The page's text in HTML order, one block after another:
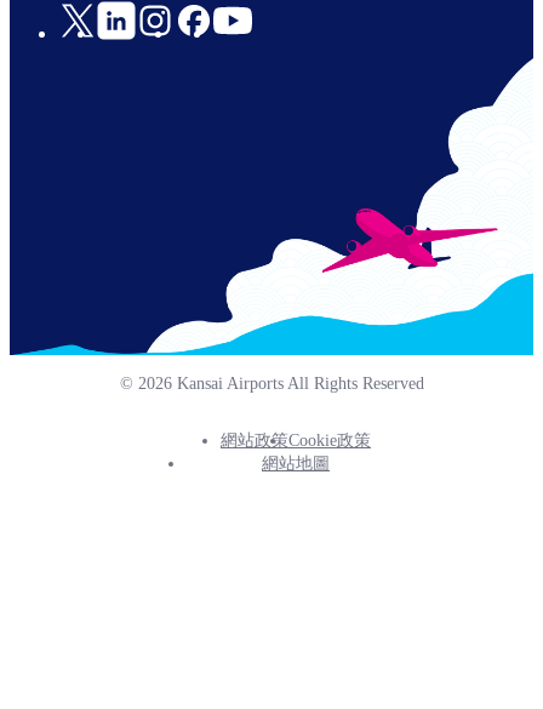
Social
© 2026 Kansai Airports All Rights Reserved
Footer
網站政策Cookie政策
網站地圖